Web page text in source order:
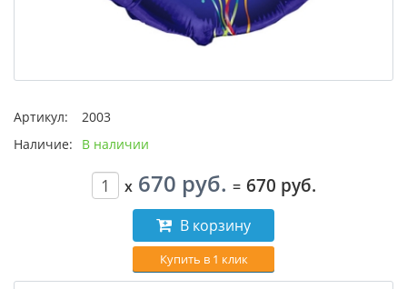
Артикул:
2003
Наличие:
В наличии
x 670 руб. = 670 руб.
В корзину
Купить в 1 клик